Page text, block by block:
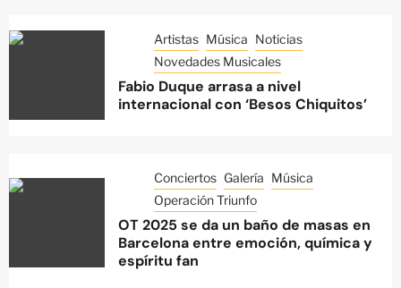
Artistas Música Noticias
Novedades Musicales
Fabio Duque arrasa a nivel
internacional con ‘Besos Chiquitos’
Conciertos Galería Música
Operación Triunfo
OT 2025 se da un baño de masas en
Barcelona entre emoción, química y
espíritu fan